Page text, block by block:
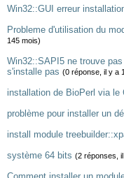
Win32::GUI erreur
Probleme d'utilisation du
145 mois)
Win32::SAPI5 ne trouve
s'installe pas (0 réponse, il y a
installation de BioPerl via le
problème pour installer un
install module
système 64 bits (2 réponses,